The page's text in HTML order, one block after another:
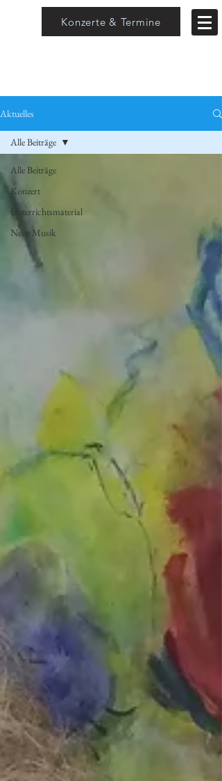
Konzerte & Termine
Aktuelles
Alle Beiträge
Konzert
Unterrichtsmaterial
Neue Musik
Alle Beiträge